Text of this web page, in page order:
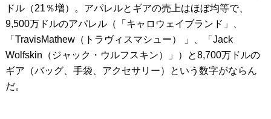
ドル（21％増）。アパレルとギアの売上はほぼ均等で、
9,500万ドルのアパレル（「キャロウェイブランド」、
「TravisMathew（トラヴィスマシュー） 」、「Jack
Wolfskin（ジャック・ウルフスキン）」）と8,700万ドルの
ギア（バッグ、手袋、アクセサリー）という数字がならん
だ。